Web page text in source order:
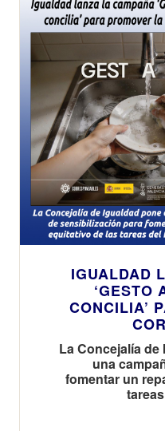
IGUALDAD
‘GESTO
CONCILIA’
La Concejalía
una
fomentar un